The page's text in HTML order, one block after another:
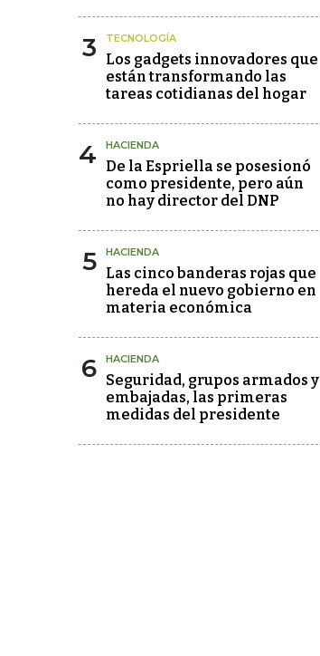
3 TECNOLOGÍA
Los gadgets innovadores que
están transformando las
tareas cotidianas del hogar
4 HACIENDA
De la Espriella se posesionó
como presidente, pero aún
no hay director del DNP
5 HACIENDA
Las cinco banderas rojas que
hereda el nuevo gobierno en
materia económica
6 HACIENDA
Seguridad, grupos armados y
embajadas, las primeras
medidas del presidente